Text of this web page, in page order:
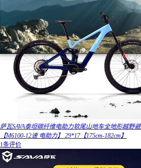
萨瓦SAVA泰坦碳纤维电助力软尾山地车全地形越野
【M6100-12速 电助力】 29*17【175cm-182cm】
1条评价